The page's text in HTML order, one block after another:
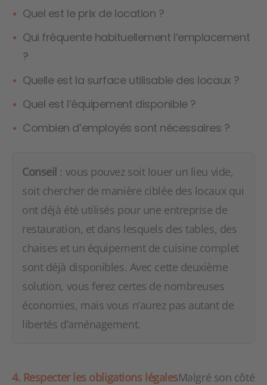
Quel est le prix de location ?
Qui fréquente habituellement l’emplacement
?
Quelle est la surface utilisable des locaux ?
Quel est l’équipement disponible ?
Combien d’employés sont nécessaires ?
Conseil : vous pouvez soit louer un lieu vide,
soit chercher de manière ciblée des locaux qui
ont déjà été utilisés pour une entreprise de
restauration, et dans lesquels des tables, des
chaises et un équipement de cuisine complet
sont déjà disponibles. Avec cette deuxième
solution, vous ferez certes de nombreuses
économies, mais vous n’aurez pas autant de
libertés d’aménagement.
4. Respecter les obligations légalesMalgré son côté